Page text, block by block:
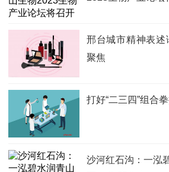
邢台城市精神表述
聚焦
打好“二三四”组合
沙河红石沟：一泓